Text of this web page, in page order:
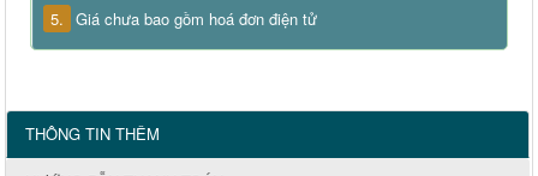
5. Giá chưa bao gồm hoá đơn điện tử
THÔNG TIN THÊM